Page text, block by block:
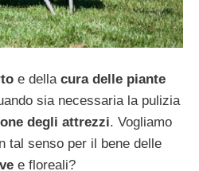
e della cura delle piante
sia necessaria la pulizia
degli attrezzi. Vogliamo
tal senso per il bene delle
e floreali?